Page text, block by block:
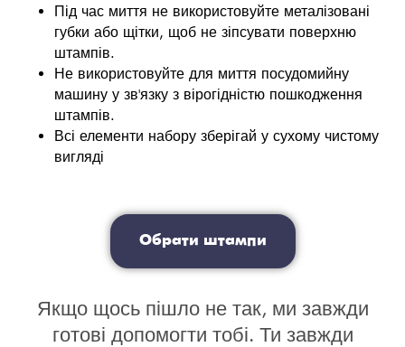
Під час миття не використовуйте металізовані
губки або щітки, щоб не зіпсувати поверхню
штампів.
Не використовуйте для миття посудомийну
машину у зв'язку з вірогідністю пошкодження
штампів.
Всі елементи набору зберігай у сухому чистому
вигляді
Обрати штампи
Якщо щось пішло не так, ми завжди
готові допомогти тобі. Ти завжди